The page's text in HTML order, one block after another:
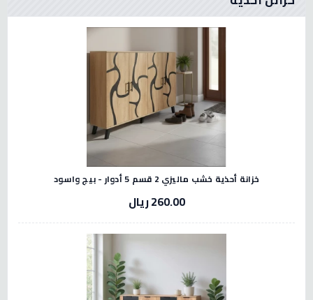
خزانة أحذية خشب ماليزي 2 قسم 5 أدوار - بيج واسود
260.00 ريال